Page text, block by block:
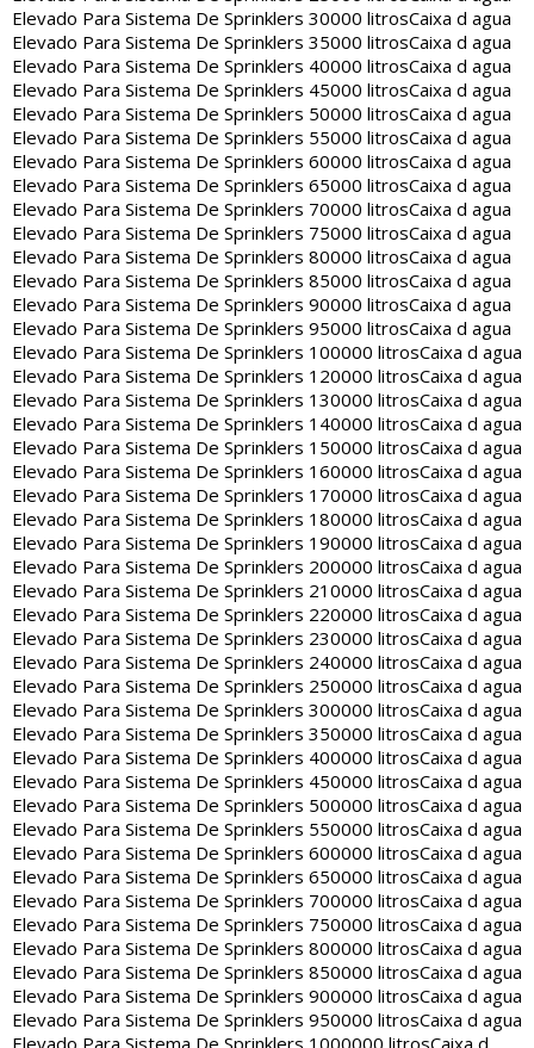
Elevado Para Sistema De Sprinklers 30000 litrosCaixa d agua
Elevado Para Sistema De Sprinklers 35000 litrosCaixa d agua
Elevado Para Sistema De Sprinklers 40000 litrosCaixa d agua
Elevado Para Sistema De Sprinklers 45000 litrosCaixa d agua
Elevado Para Sistema De Sprinklers 50000 litrosCaixa d agua
Elevado Para Sistema De Sprinklers 55000 litrosCaixa d agua
Elevado Para Sistema De Sprinklers 60000 litrosCaixa d agua
Elevado Para Sistema De Sprinklers 65000 litrosCaixa d agua
Elevado Para Sistema De Sprinklers 70000 litrosCaixa d agua
Elevado Para Sistema De Sprinklers 75000 litrosCaixa d agua
Elevado Para Sistema De Sprinklers 80000 litrosCaixa d agua
Elevado Para Sistema De Sprinklers 85000 litrosCaixa d agua
Elevado Para Sistema De Sprinklers 90000 litrosCaixa d agua
Elevado Para Sistema De Sprinklers 95000 litrosCaixa d agua
Elevado Para Sistema De Sprinklers 100000 litrosCaixa d agua
Elevado Para Sistema De Sprinklers 120000 litrosCaixa d agua
Elevado Para Sistema De Sprinklers 130000 litrosCaixa d agua
Elevado Para Sistema De Sprinklers 140000 litrosCaixa d agua
Elevado Para Sistema De Sprinklers 150000 litrosCaixa d agua
Elevado Para Sistema De Sprinklers 160000 litrosCaixa d agua
Elevado Para Sistema De Sprinklers 170000 litrosCaixa d agua
Elevado Para Sistema De Sprinklers 180000 litrosCaixa d agua
Elevado Para Sistema De Sprinklers 190000 litrosCaixa d agua
Elevado Para Sistema De Sprinklers 200000 litrosCaixa d agua
Elevado Para Sistema De Sprinklers 210000 litrosCaixa d agua
Elevado Para Sistema De Sprinklers 220000 litrosCaixa d agua
Elevado Para Sistema De Sprinklers 230000 litrosCaixa d agua
Elevado Para Sistema De Sprinklers 240000 litrosCaixa d agua
Elevado Para Sistema De Sprinklers 250000 litrosCaixa d agua
Elevado Para Sistema De Sprinklers 300000 litrosCaixa d agua
Elevado Para Sistema De Sprinklers 350000 litrosCaixa d agua
Elevado Para Sistema De Sprinklers 400000 litrosCaixa d agua
Elevado Para Sistema De Sprinklers 450000 litrosCaixa d agua
Elevado Para Sistema De Sprinklers 500000 litrosCaixa d agua
Elevado Para Sistema De Sprinklers 550000 litrosCaixa d agua
Elevado Para Sistema De Sprinklers 600000 litrosCaixa d agua
Elevado Para Sistema De Sprinklers 650000 litrosCaixa d agua
Elevado Para Sistema De Sprinklers 700000 litrosCaixa d agua
Elevado Para Sistema De Sprinklers 750000 litrosCaixa d agua
Elevado Para Sistema De Sprinklers 800000 litrosCaixa d agua
Elevado Para Sistema De Sprinklers 850000 litrosCaixa d agua
Elevado Para Sistema De Sprinklers 900000 litrosCaixa d agua
Elevado Para Sistema De Sprinklers 950000 litrosCaixa d agua